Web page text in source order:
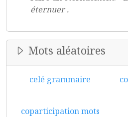
éternuer .
Mots aléatoires
celé grammaire
coparticipation mots